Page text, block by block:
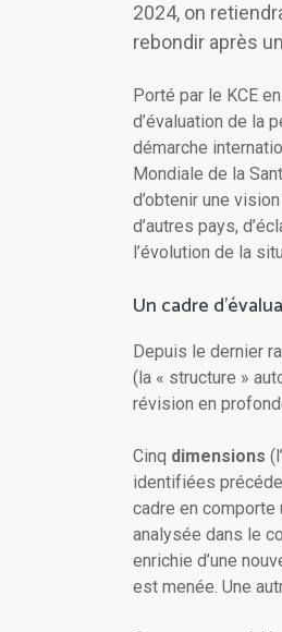
2024, on
rebondir après
Porté par le KCE
d’évaluation de la
démarche
Mondiale de la
d’obtenir une
d’autres pays,
l’évolution de la
Un cadre
Depuis le dernier
(la « structure »
révision en
Cinq dimensions
identifiées
cadre en comporte
analysée dans le
enrichie d’une
est menée. Une